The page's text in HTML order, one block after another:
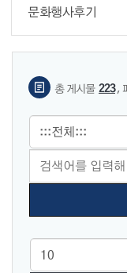
문화행사후기
게시물 검색
총 게시물 223,